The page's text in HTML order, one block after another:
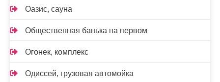
Оазис, сауна
Общественная банька на первом
Огонек, комплекс
Одиссей, грузовая автомойка